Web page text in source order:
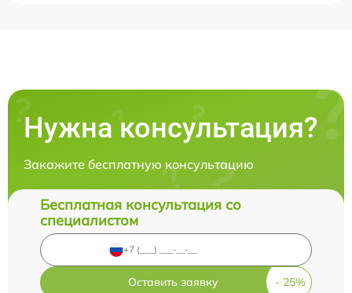
Нужна консультация?
Закажите бесплатную консультацию
Бесплатная консультация со
специалистом
Оставить заявку